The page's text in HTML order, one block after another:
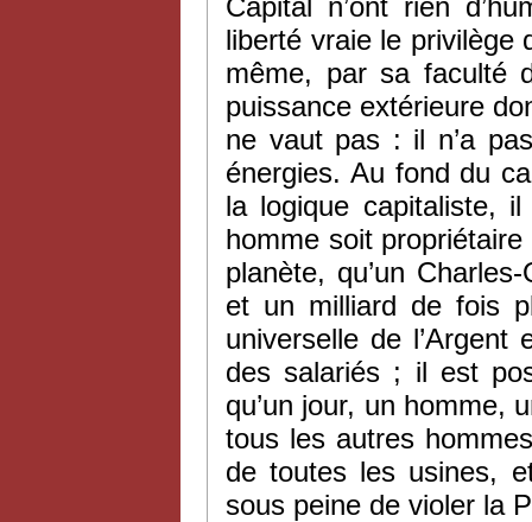
liberté vraie le privilège
même, par sa faculté
puissance extérieure
ne vaut pas : il n’a
énergies. Au fond du
la logique capitaliste,
homme soit
planète, qu’un
et un milliard de fois
universelle de
des salariés ; il est
qu’un jour, un homme,
tous les autres
de toutes les usines,
sous peine de violer la